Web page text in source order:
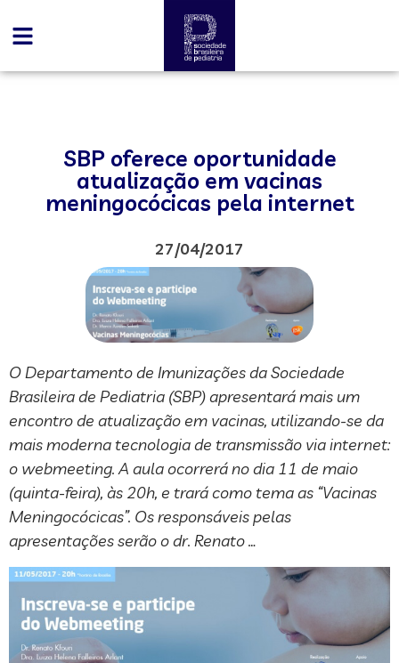
SBP oferece oportunidade
atualização em vacinas
meningocócicas pela internet
27/04/2017
O Departamento de Imunizações da Sociedade
Brasileira de Pediatria (SBP) apresentará mais um
encontro de atualização em vacinas, utilizando-se da
mais moderna tecnologia de transmissão via internet:
o webmeeting. A aula ocorrerá no dia 11 de maio
(quinta-feira), às 20h, e trará como tema as “Vacinas
Meningocócicas”. Os responsáveis pelas
apresentações serão o dr. Renato …